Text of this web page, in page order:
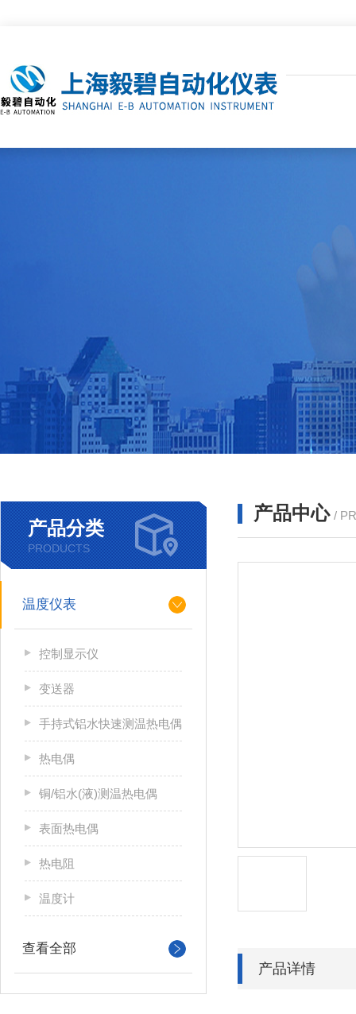
产品分类
PRODUCTS
温度仪表
控制显示仪
变送器
手持式铝水快速测温热电偶
热电偶
铜/铝水(液)测温热电偶
表面热电偶
热电阻
温度计
查看全部
产品中心 /
产品详情